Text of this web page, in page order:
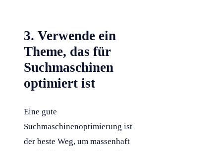
3. Verwende ein
Theme, das für
Suchmaschinen
optimiert ist
Eine gute
Suchmaschinenoptimierung ist
der beste Weg, um massenhaft